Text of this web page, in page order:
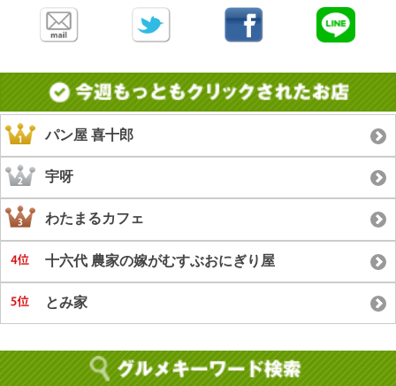
パン屋 喜十郎
宇呀
わたまるカフェ
十六代 農家の嫁がむすぶおにぎり屋
とみ家